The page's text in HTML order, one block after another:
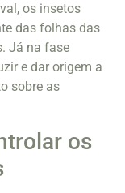
os insetos
das folhas das
Já na fase
e dar origem a
sobre as
os